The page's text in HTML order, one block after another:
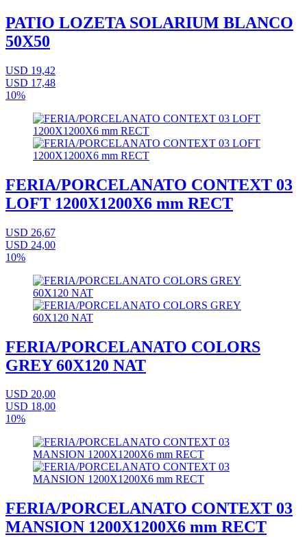
PATIO LOZETA SOLARIUM BLANCO
50X50
USD 19,42
USD 17,48
10%
FERIA/PORCELANATO CONTEXT 03
LOFT 1200X1200X6 mm RECT
USD 26,67
USD 24,00
10%
FERIA/PORCELANATO COLORS
GREY 60X120 NAT
USD 20,00
USD 18,00
10%
FERIA/PORCELANATO CONTEXT 03
MANSION 1200X1200X6 mm RECT